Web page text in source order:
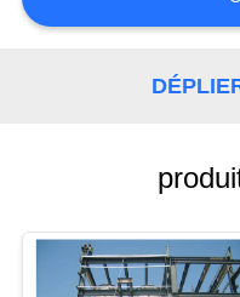
NOUS
SOLUTION
DE
DÉFAUT